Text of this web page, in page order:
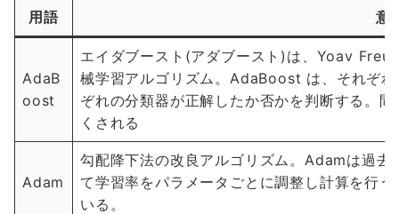
用語 意
AdaB
oost
エイダブースト(アダブースト)は、Yoav
械学習アルゴリズム。AdaBoost は、それぞ
ぞれの分類器が正解したか否かを判断する。
くされる
Adam
勾配降下法の改良アルゴリズム。Adamは過
て学習率をパラメータごとに調整し計算を行
いる。